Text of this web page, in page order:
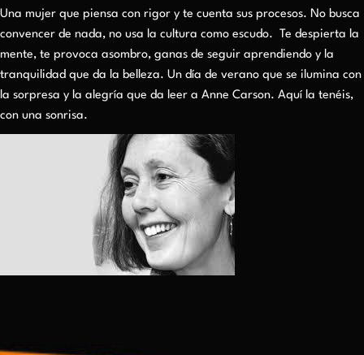
Una mujer que piensa con rigor y te cuenta sus procesos. No busca
convencer de nada, no usa la cultura como escudo. Te despierta la
mente, te provoca asombro, ganas de seguir aprendiendo y la
tranquilidad que da la belleza. Un día de verano que se ilumina con
la sorpresa y la alegría que da leer a Anne Carson. Aquí la tenéis,
con una sonrisa.